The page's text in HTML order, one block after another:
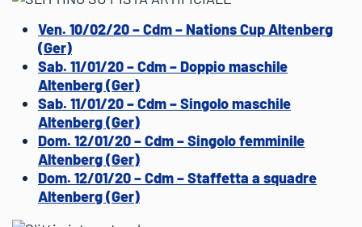
Ven. 10/02/20 – Cdm – Nations Cup Altenberg
(Ger)
Sab. 11/01/20 – Cdm – Doppio maschile
Altenberg (Ger)
Sab. 11/01/20 – Cdm – Singolo maschile
Altenberg (Ger)
Dom. 12/01/20 – Cdm – Singolo femminile
Altenberg (Ger)
Dom. 12/01/20 – Cdm – Staffetta a squadre
Altenberg (Ger)